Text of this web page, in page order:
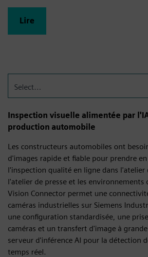
Lire
Select...
Inspection visuelle alimentée par
production automobile
Les constructeurs automobiles ont
d'images rapide et fiable pour prendre
l'inspection qualité en ligne dans l'atelier
l'atelier de presse et les environnements
Vision Connector permet une
caméras industrielles sur Siemens
une configuration standardisée, une
caméras et un transfert d'image à
serveur d'inférence AI pour la détection
temps réel.